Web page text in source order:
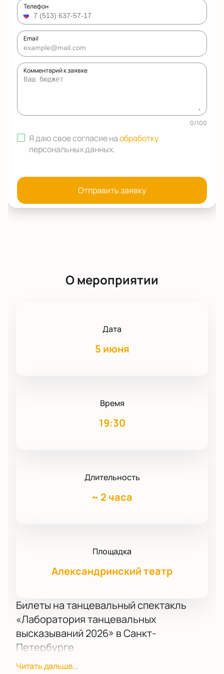
Телефон
Email
Комментарий к заявке
0/100
Я даю свое согласие наобработку
персональных данных.
Отправить заявку
О мероприятии
Дата
5 июня
Время
19:30
Длительность
~ 2 часа
Площадка
Александринский театр
Билеты на танцевальный спектакль
«Лаборатория танцевальных
высказываний 2026» в Санкт-
Петербурге
В афише Александринского театра заявлена
Читать дальше...